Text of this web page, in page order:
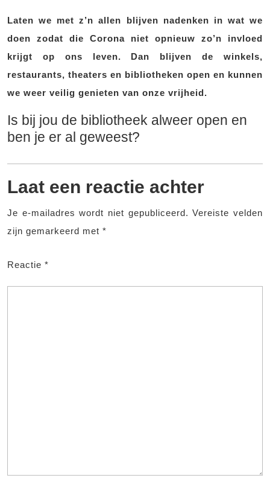
Laten we met z’n allen blijven nadenken in wat we
doen zodat die Corona niet opnieuw zo’n invloed
krijgt op ons leven. Dan blijven de winkels,
restaurants, theaters en bibliotheken open en kunnen
we weer veilig genieten van onze vrijheid.
Is bij jou de bibliotheek alweer open en
ben je er al geweest?
Laat een reactie achter
Je e-mailadres wordt niet gepubliceerd. Vereiste velden
zijn gemarkeerd met *
Reactie *